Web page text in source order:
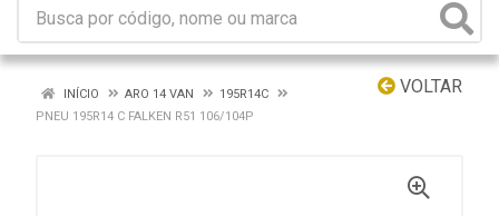
VOLTAR
INÍCIO ARO 14 VAN
195R14C
PNEU 195R14 C FALKEN R51 106/104P